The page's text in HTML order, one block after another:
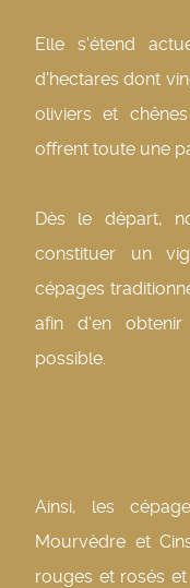
Elle s'étend
d'hectares dont
oliviers et
offrent toute une
Dès le départ,
constituer un
cépages
afin d'en obtenir
possible.
Ainsi, les
Mourvèdre et
rouges et rosés